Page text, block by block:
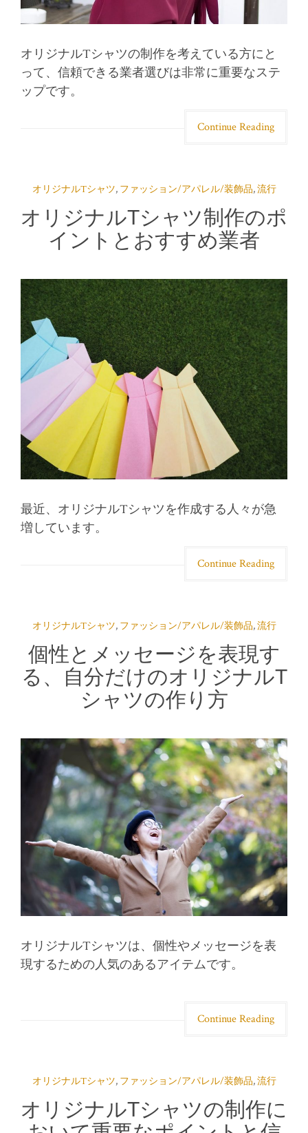
オリジナルTシャツの制作を考えている方にと
って、信頼できる業者選びは非常に重要なステ
ップです。
Continue Reading
オリジナルTシャツ, ファッション/アパレル/装飾品,流行
オリジナルTシャツ制作のポ
イントとおすすめ業者
最近、オリジナルTシャツを作成する人々が急
増しています。
Continue Reading
オリジナルTシャツ, ファッション/アパレル/装飾品,流行
個性とメッセージを表現す
る、自分だけのオリジナルT
シャツの作り方
オリジナルTシャツは、個性やメッセージを表
現するための人気のあるアイテムです。
Continue Reading
オリジナルTシャツ, ファッション/アパレル/装飾品,流行
オリジナルTシャツの制作に